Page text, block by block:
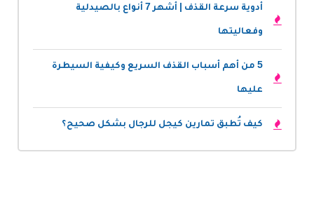
أدوية سرعة القذف | أشهر 7 أنواع بالصيدلية
وفعاليتها
5 من أهم أسباب القذف السريع وكيفية السيطرة
عليها
كيف تُطبق تمارين كيجل للرجال بشكل صحيح؟